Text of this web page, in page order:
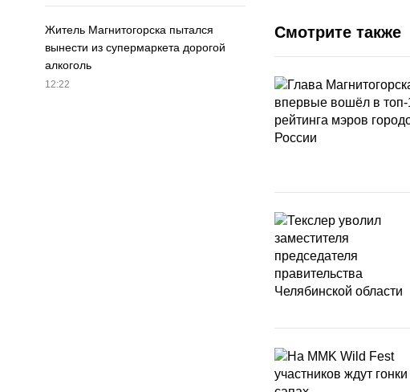
Житель Магнитогорска пытался
вынести из супермаркета дорогой
алкоголь
12:22
Смотрите также